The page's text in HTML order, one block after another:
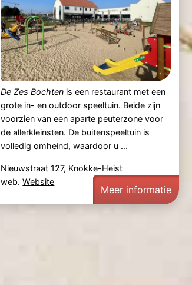
De Zes Bochten is een restaurant met een
grote in- en outdoor speeltuin. Beide zijn
voorzien van een aparte peuterzone voor
de allerkleinsten. De buitenspeeltuin is
volledig omheind, waardoor u ...
Nieuwstraat 127, Knokke-Heist
web.Website
Meer informatie